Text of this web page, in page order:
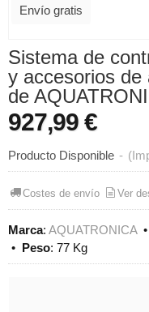
Envío gratis
Sistema de
y accesorios de
de
927,99 €
Producto Disponible -
Costes de envío Ver
Marca: AQUATRONICA•
• Peso: 77 Kg